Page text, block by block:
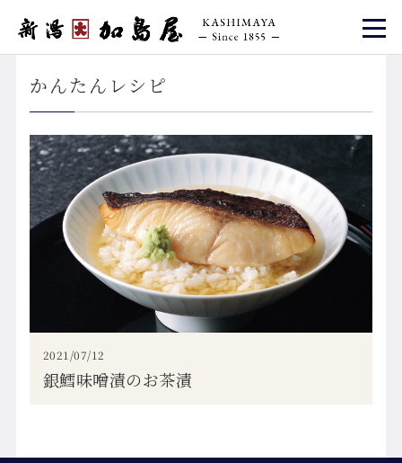
かんたんレシピ
2021/07/12
銀鱈味噌漬のお茶漬